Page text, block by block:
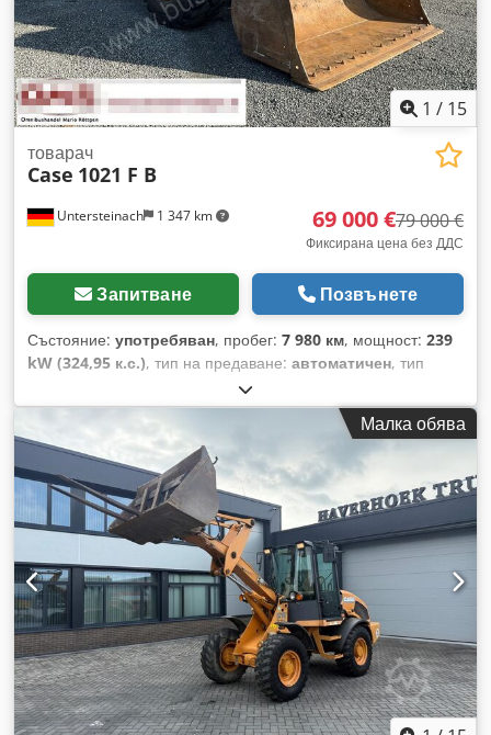
1 / 15
Untersteinach 1 347 km
товарач
Case 1021 F B
69 000 €79 000 €
Фиксирана цена без ДДС
Запитване Позвънете
Състояние: употребяван, пробег: 7 980 км, мощност: 239
kW (324,95 к.с.), тип на предаване: автоматичен, тип
, първа регистрация:
Година на производство:2013, Оборудване:климатик, =
Допълнителни опции и аксесоари = - Климатик - Радио -
Сервоусилвател на волана - Слънцезащитен сенник =
Бележки = +++Тегло: 24 000 кг; км/ч+++ +++4x4+++ +++Гуми
26,5xR25 90%+++ +++Работни светлини+++
+++Амортисьори+++ +++Преден диференциал с блокаж+++
+++Кофа 3,6 куб.м+++ +++Везна+++ - Общи данни: - -
Двигател: Case - Скоростна кутия: автоматична - Общо
места: 1 - - Безопасност: - - Камера за задно виждане - -
Кабина: - - Климатик - Вентилаторни дюзи - - Екстериор: - -
Сервоусилвател на волана - Слънцезащитен сенник -
Врата на водача Dcsdpfxsy Hu U As Afpek - - Аудио,
комуникация, електроника: - - Радио - - Друго: - Размери на
машината: Дължина 8,95 м; Ширина 3 м; Височина 3,57 м
Малка обява